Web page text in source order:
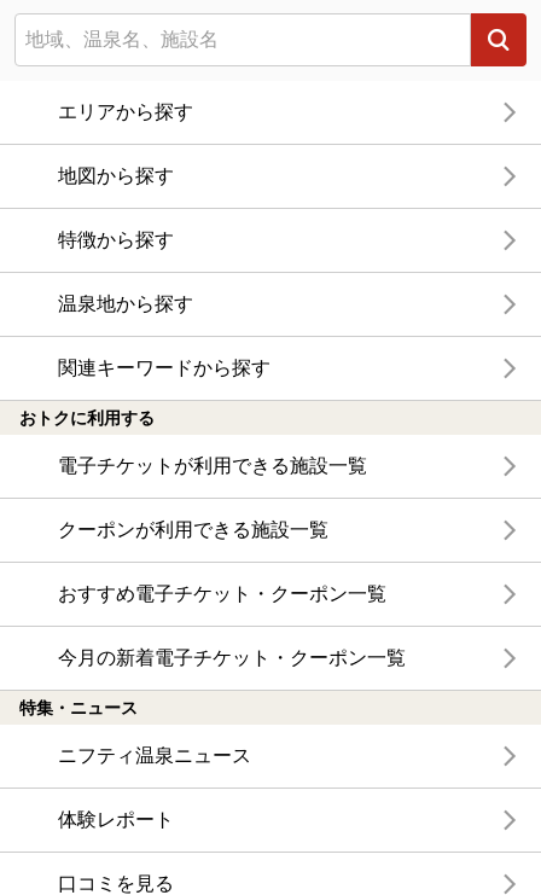
エリアから探す
地図から探す
特徴から探す
温泉地から探す
関連キーワードから探す
おトクに利用する
電子チケットが利用できる施設一覧
クーポンが利用できる施設一覧
おすすめ電子チケット・クーポン一覧
今月の新着電子チケット・クーポン一覧
特集・ニュース
ニフティ温泉ニュース
体験レポート
口コミを見る